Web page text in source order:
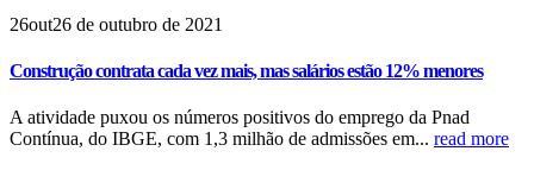
26out26 de outubro de 2021
Construção contrata cada vez mais, mas salários estão 12% menores
A atividade puxou os números positivos do emprego da Pnad
Contínua, do IBGE, com 1,3 milhão de admissões em... read more